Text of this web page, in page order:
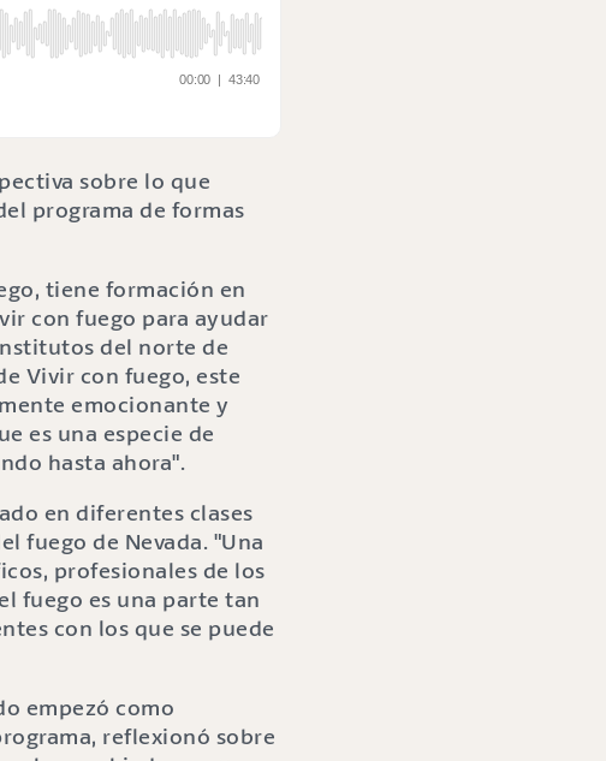
sobre lo que
programa de formas
tiene formación en
con fuego para ayudar
del norte de
Vivir con fuego, este
emocionante y
es una especie de
hasta ahora".
en diferentes clases
fuego de Nevada. "Una
profesionales de los
fuego es una parte tan
con los que se puede
empezó como
reflexionó sobre